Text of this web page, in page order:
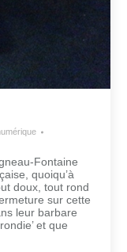
Fontaine
quoiqu’à
doux, tout rond
sur cette
leur barbare
et que